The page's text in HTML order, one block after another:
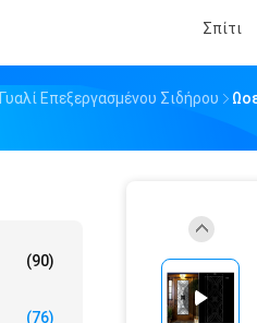
Σπίτι
Γυαλί Επεξεργασμένου Σιδήρου
(90)
(76)